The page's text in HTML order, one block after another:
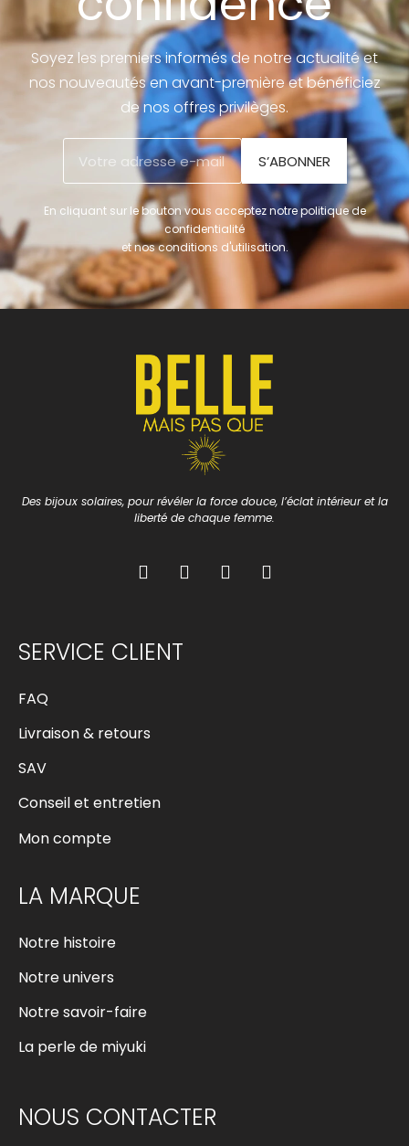
Soyez les premiers informés de notre actualité et
nos nouveautés en avant-première et bénéficiez
de nos offres privilèges.
S’ABONNER
En cliquant sur le bouton vous acceptez notre politique de
confidentialité
et nos conditions d'utilisation.
Des bijoux solaires, pour révéler la force douce, l’éclat intérieur et la
liberté de chaque femme.
SERVICE CLIENT
FAQ
Livraison & retours
SAV
Conseil et entretien
Mon compte
LA MARQUE
Notre histoire
Notre univers
Notre savoir-faire
La perle de miyuki
NOUS CONTACTER